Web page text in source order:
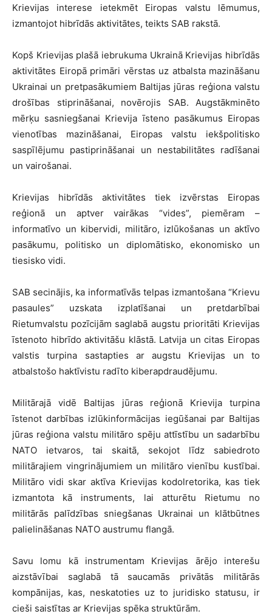
Krievijas interese ietekmēt Eiropas valstu lēmumus,
izmantojot hibrīdās aktivitātes, teikts SAB rakstā.
Kopš Krievijas plašā iebrukuma Ukrainā Krievijas hibrīdās
aktivitātes Eiropā primāri vērstas uz atbalsta mazināšanu
Ukrainai un pretpasākumiem Baltijas jūras reģiona valstu
drošības stiprināšanai, novērojis SAB. Augstākminēto
mērķu sasniegšanai Krievija īsteno pasākumus Eiropas
vienotības mazināšanai, Eiropas valstu iekšpolitisko
saspīlējumu pastiprināšanai un nestabilitātes radīšanai
un vairošanai.
Krievijas hibrīdās aktivitātes tiek izvērstas Eiropas
reģionā un aptver vairākas “vides”, piemēram –
informatīvo un kibervidi, militāro, izlūkošanas un aktīvo
pasākumu, politisko un diplomātisko, ekonomisko un
tiesisko vidi.
SAB secinājis, ka informatīvās telpas izmantošana “Krievu
pasaules” uzskata izplatīšanai un pretdarbībai
Rietumvalstu pozīcijām saglabā augstu prioritāti Krievijas
īstenoto hibrīdo aktivitāšu klāstā. Latvija un citas Eiropas
valstis turpina sastapties ar augstu Krievijas un to
atbalstošo haktīvistu radīto kiberapdraudējumu.
Militārajā vidē Baltijas jūras reģionā Krievija turpina
īstenot darbības izlūkinformācijas iegūšanai par Baltijas
jūras reģiona valstu militāro spēju attīstību un sadarbību
NATO ietvaros, tai skaitā, sekojot līdz sabiedroto
militārajiem vingrinājumiem un militāro vienību kustībai.
Militāro vidi skar aktīva Krievijas kodolretorika, kas tiek
izmantota kā instruments, lai atturētu Rietumu no
militārās palīdzības sniegšanas Ukrainai un klātbūtnes
palielināšanas NATO austrumu flangā.
Savu lomu kā instrumentam Krievijas ārējo interešu
aizstāvībai saglabā tā saucamās privātās militārās
kompānijas, kas, neskatoties uz to juridisko statusu, ir
cieši saistītas ar Krievijas spēka struktūrām.